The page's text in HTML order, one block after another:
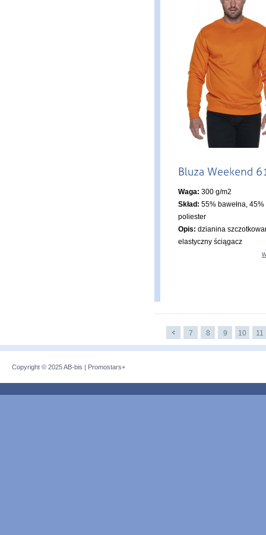
Waga: 300 g/m2
Skład: 55% bawełna, 45%
poliester
Opis: dzianina
elastyczny ściągacz
7 8 9 10 11
Copyright © 2025AB-bis | Promostars+